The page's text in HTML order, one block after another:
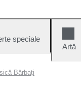
speciale
Artă
Bărbați